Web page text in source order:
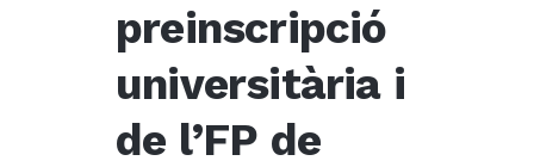
preinscripció
universitària i
de l’FP de